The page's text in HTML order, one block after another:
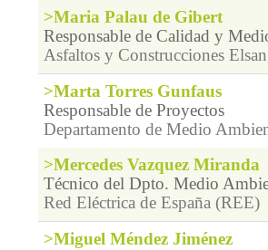
>Maria Palau de Gibert
Responsable de Calidad y
Asfaltos y Construcciones
>Marta Torres Gunfaus
Responsable de Proyectos
Departamento de Medio
>Mercedes Vazquez Miranda
Técnico del Dpto. Medio
Red Eléctrica de España (REE)
>Miguel Méndez Jiménez